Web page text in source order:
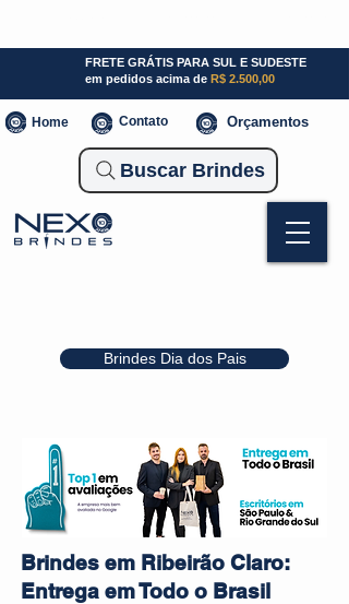
Brindes Dia dos Pais
FRETE GRÁTIS PARA SUL E SUDESTE
em pedidos acima de R$ 2.500,00
Home Contato Orçamentos
Buscar Brindes
Brindes em Ribeirão Claro:
Entrega em Todo o Brasil